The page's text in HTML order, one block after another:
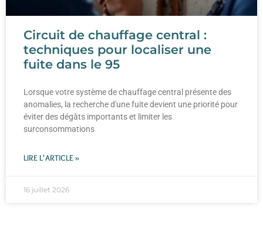
Circuit de chauffage central :
techniques pour localiser une
fuite dans le 95
Lorsque votre système de chauffage central présente des
anomalies, la recherche d'une fuite devient une priorité pour
éviter des dégâts importants et limiter les
surconsommations
LIRE L'ARTICLE »
16 juillet 2026